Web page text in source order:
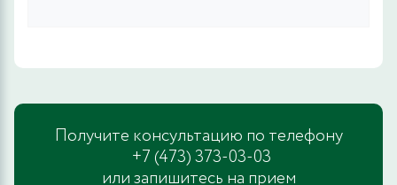
Получите консультацию по телефону
+7 (473) 373-03-03
или запишитесь на прием